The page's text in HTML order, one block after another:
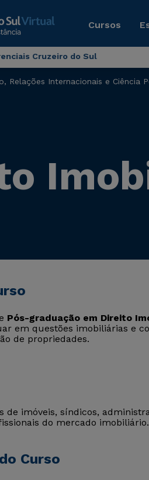
Cursos
Cruzeiro do Sul
Relações Internacionais e Ciência
Pós-graduação em Direito
em questões imobiliárias e
de propriedades.
de imóveis, síndicos,
do mercado imobiliário.
Curso